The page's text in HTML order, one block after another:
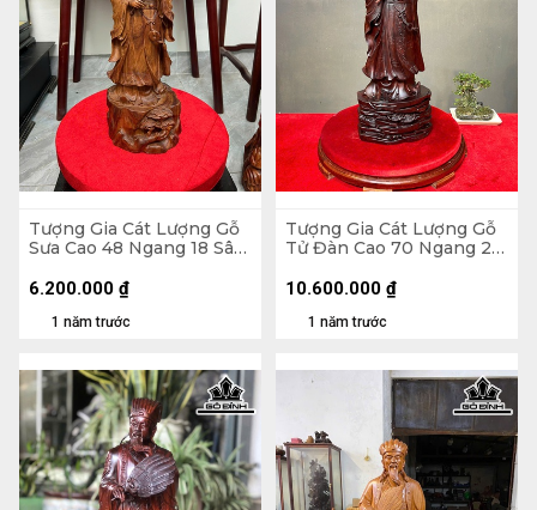
Tượng Gia Cát Lượng Gỗ
Sưa Cao 48 Ngang 18 Sâu
1 năm trước
6.200.000 ₫
Tượng Gia Cát Lượng Gỗ
Tử Đàn Cao 70 Ngang 26
1 năm trước
10.600.000 ₫